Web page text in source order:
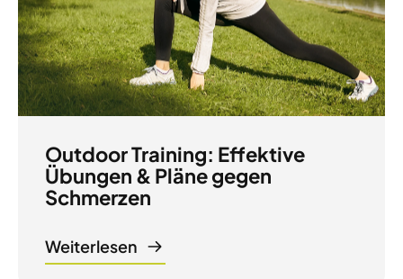
Outdoor Training: Effektive
Übungen & Pläne gegen
Schmerzen
Weiterlesen